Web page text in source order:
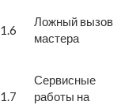
1.6
Ложный вызов
мастера
1.7
Сервисные
работы на